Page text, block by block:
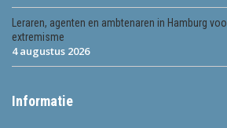
Leraren, agenten en ambtenaren in Hamburg
extremisme
4 augustus 2026
Informatie